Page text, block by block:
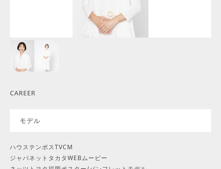
CAREER
モデル
ハウステンボスTVCM
ジャパネットタカタWEBムービー